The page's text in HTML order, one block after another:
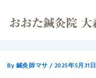
By 鍼灸師マサ/ 2025年5月31日